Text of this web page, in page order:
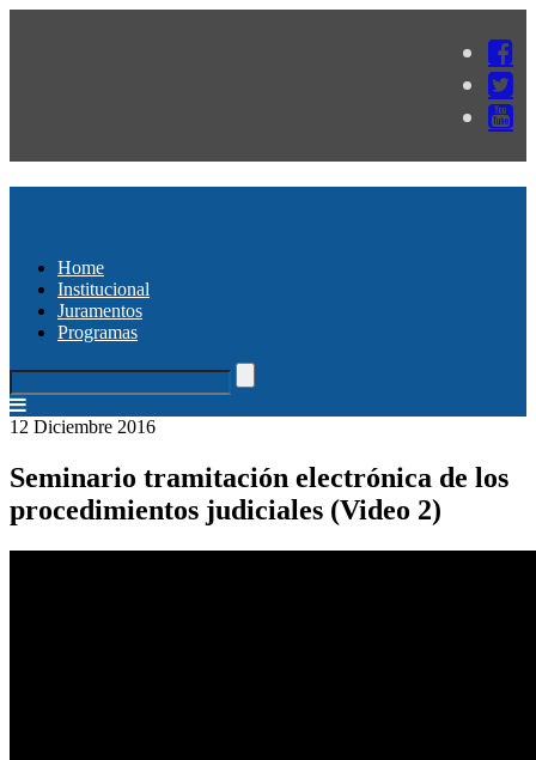
Home
Institucional
Juramentos
Programas
12 Diciembre 2016
Seminario tramitación electrónica de los
procedimientos judiciales (Video 2)